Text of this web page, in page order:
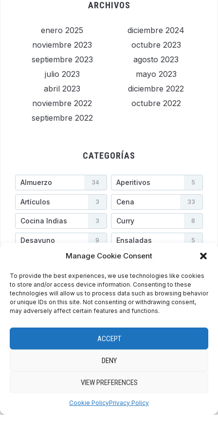
Manage Cookie Consent
To provide the best experiences, we use technologies like cookies
to store and/or access device information. Consenting to these
technologies will allow us to process data such as browsing behavior
or unique IDs on this site. Not consenting or withdrawing consent,
may adversely affect certain features and functions.
ACCEPT
DENY
VIEW PREFERENCES
Cookie PolicyPrivacy Policy
ARCHIVOS
enero 2025
diciembre 2024
noviembre 2023
octubre 2023
septiembre 2023
agosto 2023
julio 2023
mayo 2023
abril 2023
diciembre 2022
noviembre 2022
octubre 2022
septiembre 2022
CATEGORÍAS
Almuerzo 34 Aperitivos 5
Artículos 3 Cena 33
Cocina Indias 3 Curry 8
Desayuno 9 Ensaladas 5
4 Niños
Postres 45 Salsas 2
Sopas Uncategorized 2
COOKIE POLICY (EU)